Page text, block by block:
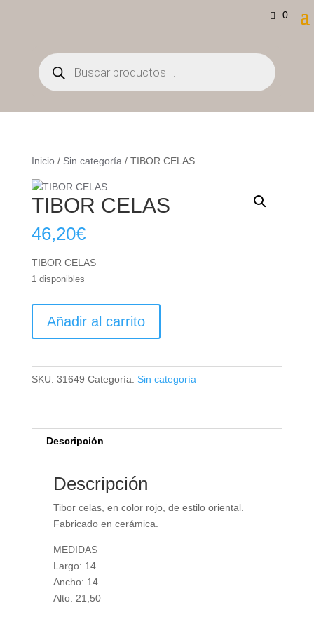
0
Búsqueda
de
productos
Inicio/ Sin categoría / TIBOR CELAS
TIBOR CELAS
46,20€
TIBOR CELAS
1 disponibles
CELAS
Añadir al carrito
SKU: 31649 Categoría: Sin categoría
Descripción
Descripción
Tibor celas, en color rojo, de estilo oriental.
Fabricado en cerámica.
MEDIDAS
Largo: 14
Ancho: 14
Alto: 21,50